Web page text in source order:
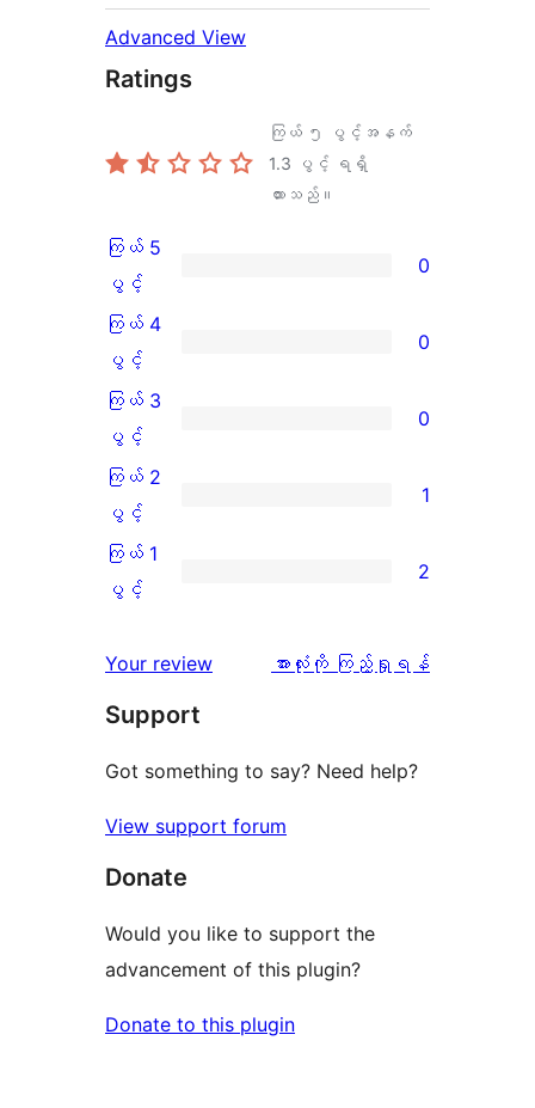
Advanced View
Ratings
ကြယ် ၅ ပွင့်အနက်
1.3 ပွင့် ရရှိ
ထားသည်။
ကြယ်
5
ပွင့်
အဆင့်
သုံးသပ်
ကြယ် 5
ပွင့်
0
ကြယ်
4
ပွင့်
အဆင့်
သုံးသပ်
ကြယ် 4
ပွင့်
0
ကြယ်
3
ပွင့်
အဆင့်
သုံးသပ်
ကြယ် 3
ပွင့်
0
ကြယ်
2
ပွင့်
သုံးသပ်
1
စောင်
ကြယ် 2
ပွင့်
1
ကြယ်
ပွင့်
သုံးသပ်
ချက်
စောင်
ကြယ် 1
ပွင့်
2
Your review
သုံးသပ်
အားလုံးကို ကြည့်ရှုရန်
Support
Got something to say? Need help?
View support forum
Donate
Would you like to support the
advancement of this plugin?
Donate to this plugin